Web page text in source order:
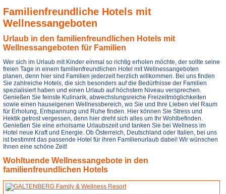
Familienfreundliche Hotels mit
Wellnessangeboten
Urlaub in den familienfreundlichen Hotels mit
Wellnessangeboten für Familien
Wer sich im Urlaub mit Kinder einmal so richtig erholen möchte, der sollte seine
freien Tage in einem familienfreundlichen Hotel mit Wellnessangeboten
planen, denn hier sind Familien jederzeit herzlich willkommen. Bei uns finden
Sie zahlreiche Hotels, die sich besonders auf die Bedürfnisse der Familien
spezialisiert haben und einen Urlaub auf höchstem Niveau versprechen.
Genießen Sie feinste Kulinarik, abwechslungsreiche Freizeitmöglichkeiten
sowie einen hauseigenen Wellnessbereich, wo Sie und Ihre Lieben viel Raum
für Erholung, Entspannung und Ruhe finden. Hier können Sie Stress und
Hektik getrost vergessen, denn hier dreht sich alles um Ihr Wohlbefinden.
Genießen Sie eine erholsame Urlaubszeit und tanken Sie bei Wellness im
Hotel neue Kraft und Energie. Ob Österreich, Deutschland oder Italien, bei uns
ist bestimmt das passende Hotel für ihren Familienurlaub dabei! Wir wünschen
Ihnen eine schöne Zeit!
Wohltuende Wellnessangebote in den
familienfreundlichen Hotels